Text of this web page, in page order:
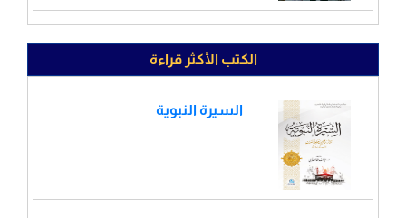
الكتب الأكثر قراءة
السيرة النبوية